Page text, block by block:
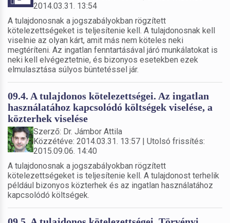
2014.03.31. 13:54
A tulajdonosnak a jogszabályokban rögzített
kötelezettségeket is teljesítenie kell. A tulajdonosnak kell
viselnie az olyan kárt, amit más nem köteles neki
megtéríteni. Az ingatlan fenntartásával járó munkálatokat is
neki kell elvégeztetnie, és bizonyos esetekben ezek
elmulasztása súlyos büntetéssel jár.
09.4. A tulajdonos kötelezettségei. Az ingatlan
használatához kapcsolódó költségek viselése, a
közterhek viselése
Szerző: Dr. Jámbor Attila
Közzétéve: 2014.03.31. 13:57 | Utolsó frissítés:
2015.09.06. 14:40
A tulajdonosnak a jogszabályokban rögzített
kötelezettségeket is teljesítenie kell. A tulajdonost terhelik
például bizonyos közterhek és az ingatlan használatához
kapcsolódó költségek.